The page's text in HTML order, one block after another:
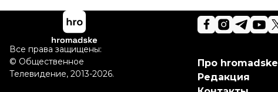
Про hromadske
Редакция
Все права защищены:
© Общественное
Телевидение, 2013-2026.